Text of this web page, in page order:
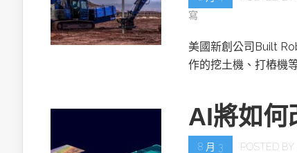
寫
美國新創公司Built
作的挖土機、打樁機
AI將如何
8 月 3 POSTED BY